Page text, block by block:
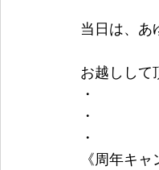
当日は、あ
お越しして
・
・
・
《周年キ